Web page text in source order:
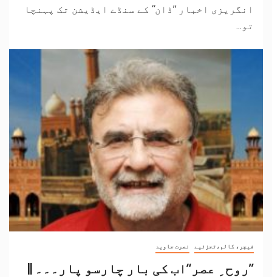
انگریزی اخبار ’’ڈان‘‘ کے سنڈے ایڈیشن تک پہنچا
تو...
فیچر، کالم،تجزئیے نصرت جاوید
’’روح ِ عصر‘‘اب کی بار چارسو پار۔۔۔ ||